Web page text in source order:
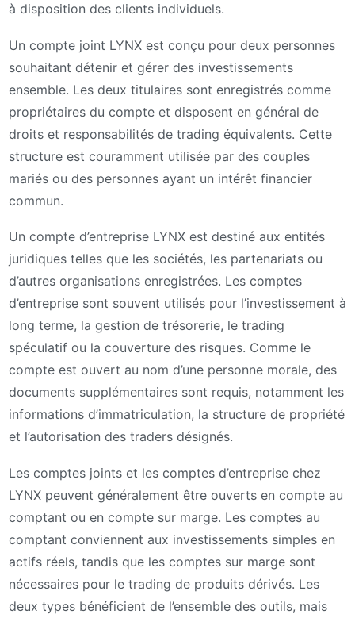
à disposition des clients individuels.
Un compte joint LYNX est conçu pour deux personnes
souhaitant détenir et gérer des investissements
ensemble. Les deux titulaires sont enregistrés comme
propriétaires du compte et disposent en général de
droits et responsabilités de trading équivalents. Cette
structure est couramment utilisée par des couples
mariés ou des personnes ayant un intérêt financier
commun.
Un compte d’entreprise LYNX est destiné aux entités
juridiques telles que les sociétés, les partenariats ou
d’autres organisations enregistrées. Les comptes
d’entreprise sont souvent utilisés pour l’investissement à
long terme, la gestion de trésorerie, le trading
spéculatif ou la couverture des risques. Comme le
compte est ouvert au nom d’une personne morale, des
documents supplémentaires sont requis, notamment les
informations d’immatriculation, la structure de propriété
et l’autorisation des traders désignés.
Les comptes joints et les comptes d’entreprise chez
LYNX peuvent généralement être ouverts en compte au
comptant ou en compte sur marge. Les comptes au
comptant conviennent aux investissements simples en
actifs réels, tandis que les comptes sur marge sont
nécessaires pour le trading de produits dérivés. Les
deux types bénéficient de l’ensemble des outils, mais